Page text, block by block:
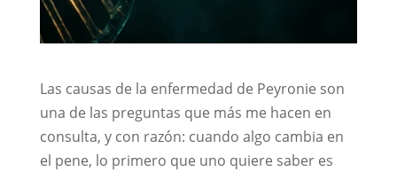
Las causas de la enfermedad de Peyronie son
una de las preguntas que más me hacen en
consulta, y con razón: cuando algo cambia en
el pene, lo primero que uno quiere saber es